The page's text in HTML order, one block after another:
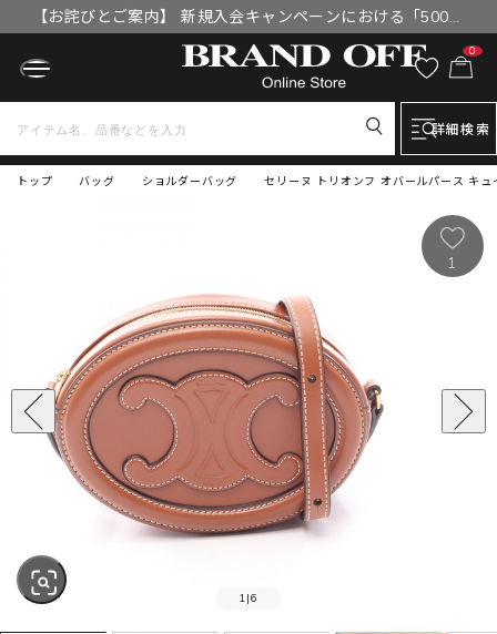
【お詫びとご案内】 新規入会キャンペーンにおける「500円
OFFクーポン」付与漏れと補填について
0
詳細検索
トップ セリーヌ トリオンフ オバールパース キ
バッグ ショルダーバッグ
1 |6
1